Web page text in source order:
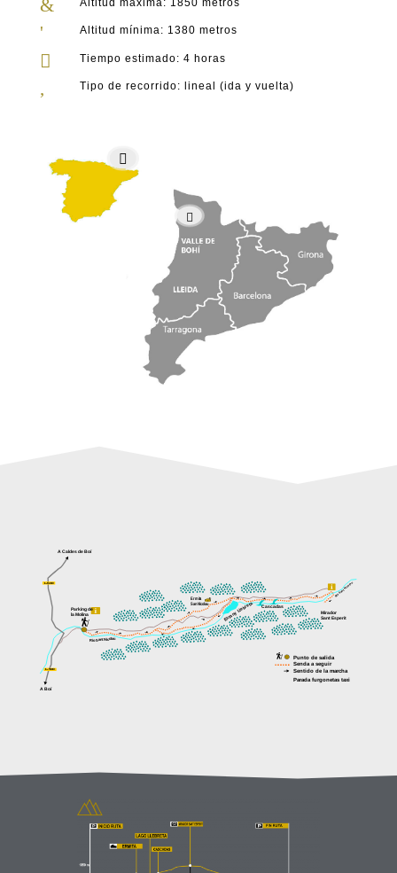
Altitud máxima: 1850 metros
' Altitud mínima: 1380 metros
 Tiempo estimado: 4 horas
Tipo de recorrido: lineal (ida y vuelta)

